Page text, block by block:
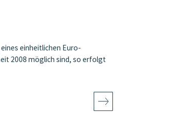
einheitlichen Euro-
2008 möglich sind, so erfolgt